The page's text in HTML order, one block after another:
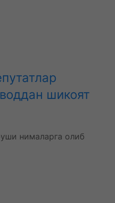
шикоят